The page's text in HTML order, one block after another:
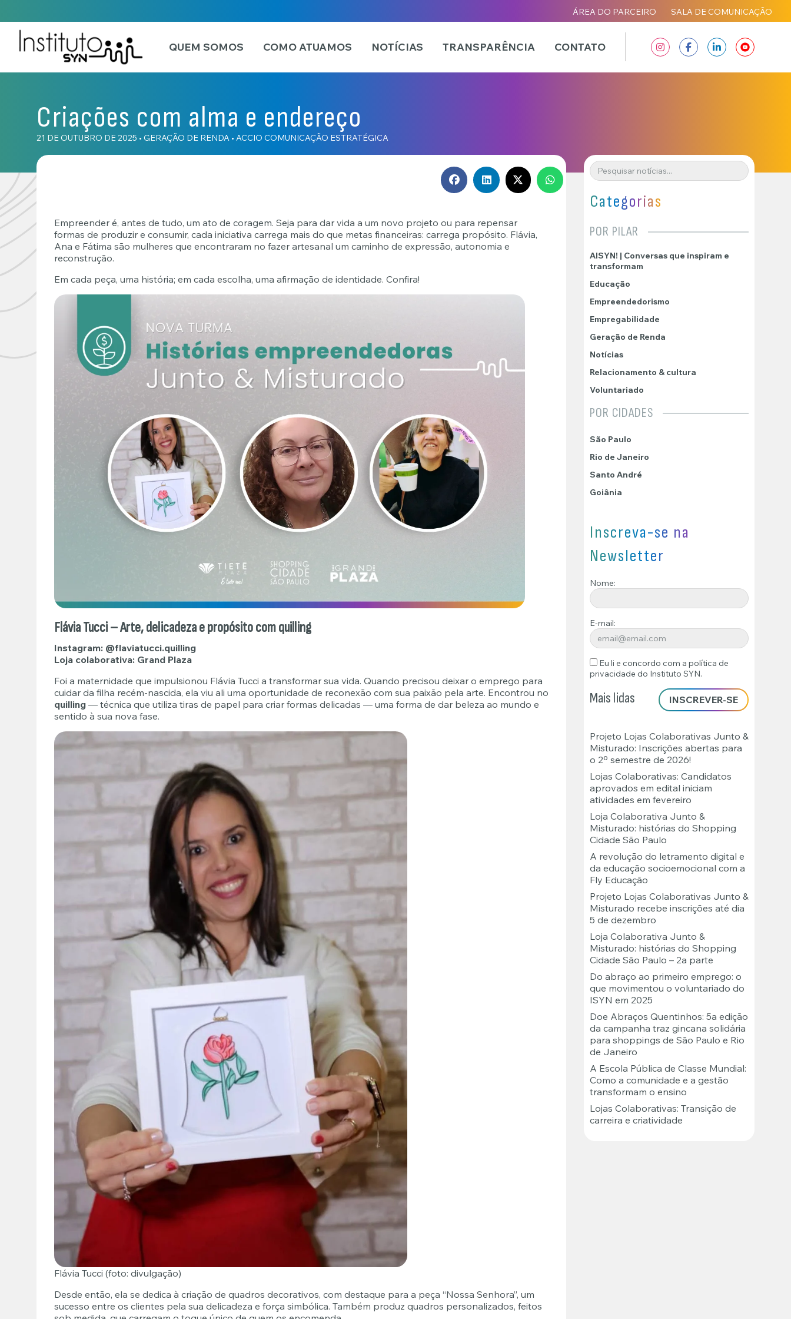
ÁREA DO PARCEIRO SALA DE COMUNICAÇÃO
QUEM SOMOS COMO ATUAMOS NOTÍCIAS TRANSPARÊNCIA CONTATO
Criações com alma e endereço
21 DE OUTUBRO DE 2025 • GERAÇÃO DE RENDA • ACCIO COMUNICAÇÃO ESTRATÉGICA
Empreender é, antes de tudo, um ato de coragem. Seja para dar vida a um novo projeto ou para repensar
formas de produzir e consumir, cada iniciativa carrega mais do que metas financeiras: carrega propósito. Flávia,
Ana e Fátima são mulheres que encontraram no fazer artesanal um caminho de expressão, autonomia e
reconstrução.
Em cada peça, uma história; em cada escolha, uma afirmação de identidade. Confira!
Flávia Tucci – Arte, delicadeza e propósito com quilling
Instagram: @flaviatucci.quilling
Loja colaborativa: Grand Plaza
Foi a maternidade que impulsionou Flávia Tucci a transformar sua vida. Quando precisou deixar o emprego para
cuidar da filha recém-nascida, ela viu ali uma oportunidade de reconexão com sua paixão pela arte. Encontrou no
quilling — técnica que utiliza tiras de papel para criar formas delicadas — uma forma de dar beleza ao mundo e
sentido à sua nova fase.
Flávia Tucci (foto: divulgação)
Desde então, ela se dedica à criação de quadros decorativos, com destaque para a peça “Nossa Senhora”, um
sucesso entre os clientes pela sua delicadeza e força simbólica. Também produz quadros personalizados, feitos
Pesquisar
Categorias
POR PILAR
AISYN! | Conversas que inspiram e
transformam
Educação
Empreendedorismo
Empregabilidade
Geração de Renda
Notícias
Relacionamento & cultura
Voluntariado
POR CIDADES
São Paulo
Rio de Janeiro
Santo André
Goiânia
Inscreva-se na
Newsletter
Nome:
E-mail:
Eu li e concordo com a política de
privacidade do Instituto SYN.
Mais lidas
Projeto Lojas Colaborativas Junto &
Misturado: Inscrições abertas para
o 2º semestre de 2026!
Lojas Colaborativas: Candidatos
aprovados em edital iniciam
atividades em fevereiro
Loja Colaborativa Junto &
Misturado: histórias do Shopping
Cidade São Paulo
A revolução do letramento digital e
da educação socioemocional com a
Fly Educação
Projeto Lojas Colaborativas Junto &
Misturado recebe inscrições até dia
5 de dezembro
Loja Colaborativa Junto &
Misturado: histórias do Shopping
Cidade São Paulo – 2a parte
Do abraço ao primeiro emprego: o
que movimentou o voluntariado do
ISYN em 2025
Doe Abraços Quentinhos: 5a edição
da campanha traz gincana solidária
para shoppings de São Paulo e Rio
de Janeiro
A Escola Pública de Classe Mundial:
Como a comunidade e a gestão
transformam o ensino
Lojas Colaborativas: Transição de
carreira e criatividade